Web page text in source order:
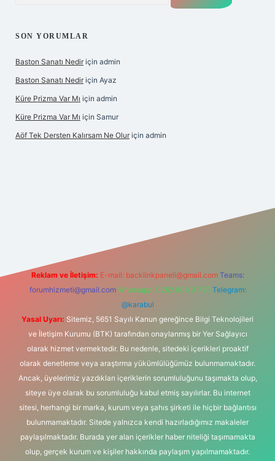
SON YORUMLAR
Baston Sanatı Nedir için admin
Baston Sanatı Nedir için Ayaz
Küre Prizma Var Mı için admin
Küre Prizma Var Mı için Samur
Aöf Tek Dersten Kalırsam Ne Olur için admin
Reklam ve İletişim: E-mail: backlinkpaneli@gmail.com Teams:
forumhizmeti@gmail.com Whatsapp: 0262 606 0 726 Telegram:
@karabul
Yasal Uyarı: Sitemiz, 5651 Sayılı Kanun gereğince Bilgi Teknolojileri
ve İletişim Kurumu (BTK) tarafından onaylanmış bir Yer Sağlayıcı
olarak hizmet vermektedir. Bu nedenle, sitedeki içerikleri proaktif
olarak denetleme veya araştırma yükümlülüğümüz bulunmamaktadır.
Ancak, üyelerimiz yazdıkları içeriklerin sorumluluğunu taşımakta olup,
siteye üye olarak bu sorumluluğu kabul etmiş sayılırlar. Bu internet
sitesi, herhangi bir marka, kurum veya şahıs şirketi ile hiçbir bağlantısı
bulunmamaktadır. Sitede yalnızca kendi hazırladığımız makaleler
paylaşılmaktadır. Burada yer alan içerikler haber niteliği taşımamakta
olup, gerçek kurum ve kişiler hakkında paylaşım yapılmamaktadır.